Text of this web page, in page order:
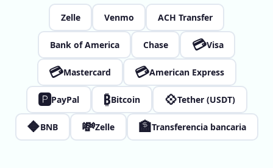
Zelle Venmo ACH Transfer
Bank of America Chase 💳Visa
💳Mastercard 💳American Express
🅿PayPal ₿Bitcoin 💠Tether (USDT)
🔶BNB 💸Zelle 🏦Transferencia bancaria